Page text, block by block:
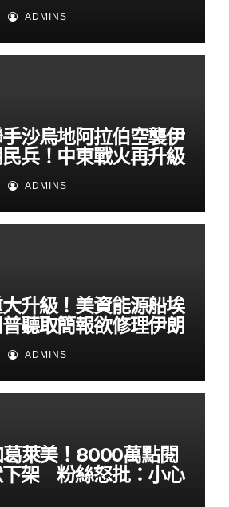
ADMINS
沙烏地阿拉伯空襲伊
兵！中東戰火再升級
ADMINS
升級！美資能源船埃
聽取簡報欲修理伊朗
ADMINS
萊美！8000萬點閱
下架 粉絲怒批：小心